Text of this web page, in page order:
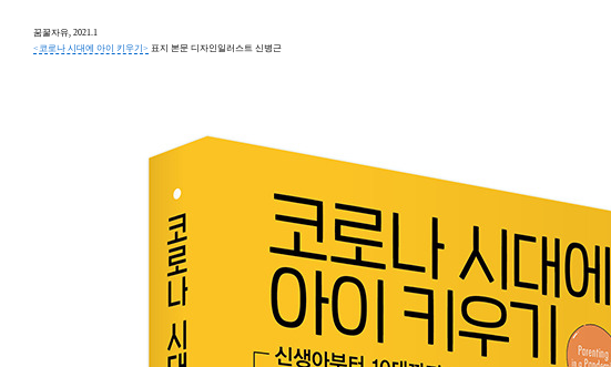
꿈꿀자유, 2021.1
<코로나 시대에 아이 키우기> 표지 본문 디자인일러스트 신병근